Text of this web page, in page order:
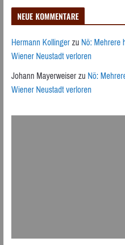
NEUE KOMMENTARE
Hermann KollingerzuNö: Mehrere
Wiener Neustadt verloren
Johann MayerweiserzuNö:
Wiener Neustadt verloren